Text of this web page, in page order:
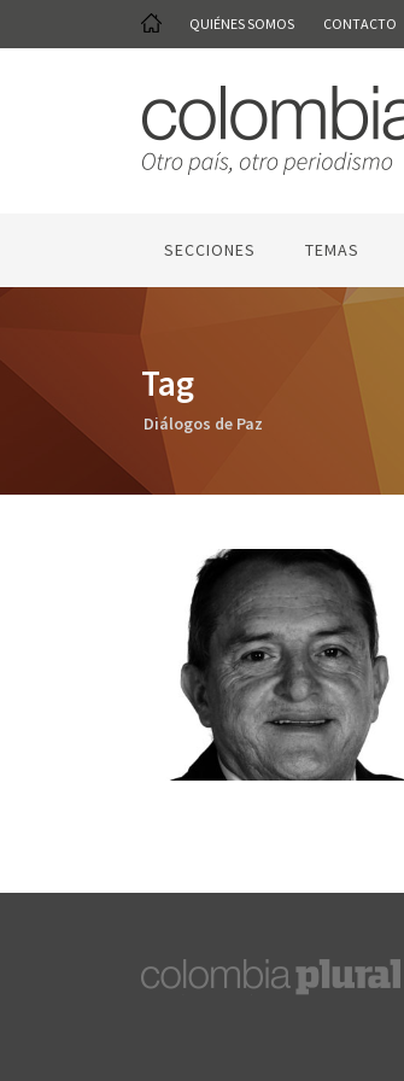
QUIÉNES SOMOS CONTACTO
SECCIONES TEMAS
Tag
Diálogos de Paz